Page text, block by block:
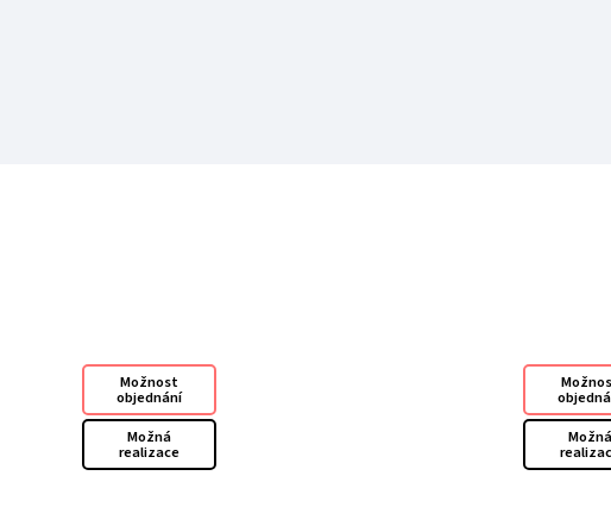
Možnost
objednání
Možná
realizace
Možná